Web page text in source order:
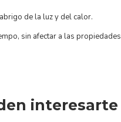
de la luz y del calor.
sin afectar a las
interesarte